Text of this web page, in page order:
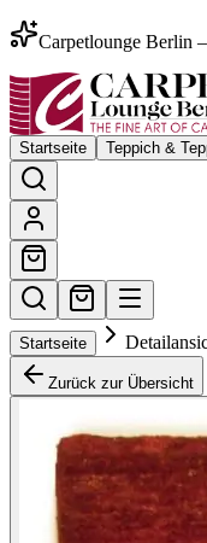
Carpetlounge Berlin
Startseite Teppich &
Startseite
Zurück zur Übersicht